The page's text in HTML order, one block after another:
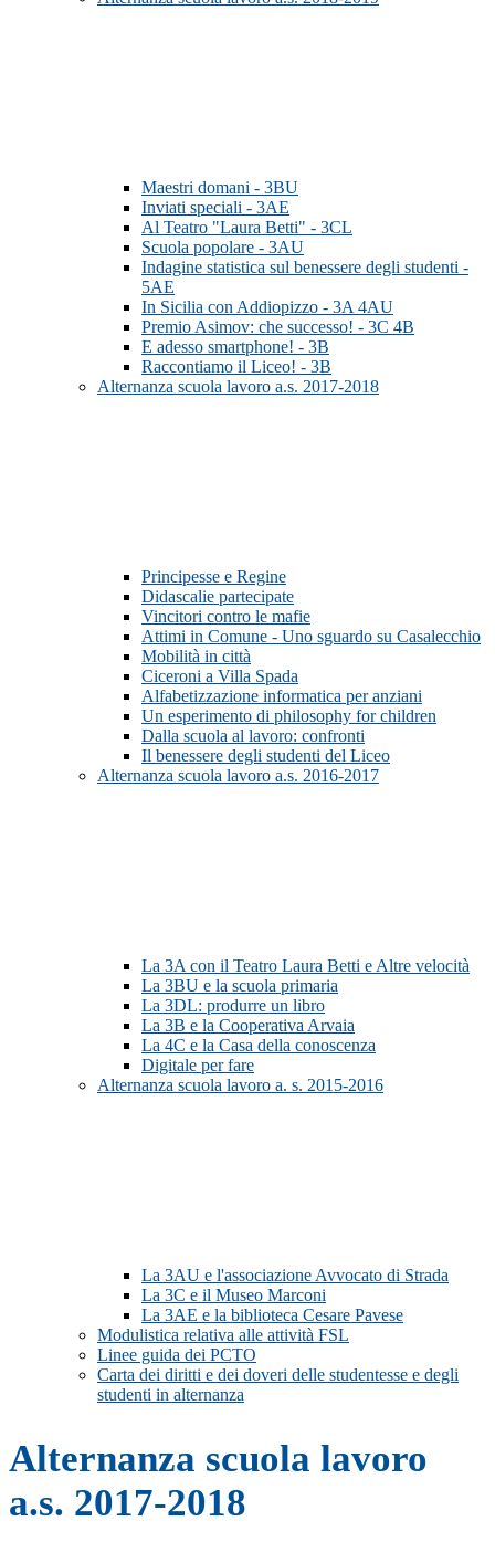
Maestri domani - 3BU
Inviati speciali - 3AE
Al Teatro "Laura Betti" - 3CL
Scuola popolare - 3AU
Indagine statistica sul benessere degli studenti -
5AE
In Sicilia con Addiopizzo - 3A 4AU
Premio Asimov: che successo! - 3C 4B
E adesso smartphone! - 3B
Raccontiamo il Liceo! - 3B
Alternanza scuola lavoro a.s. 2017-2018
Principesse e Regine
Didascalie partecipate
Vincitori contro le mafie
Attimi in Comune - Uno sguardo su Casalecchio
Mobilità in città
Ciceroni a Villa Spada
Alfabetizzazione informatica per anziani
Un esperimento di philosophy for children
Dalla scuola al lavoro: confronti
Il benessere degli studenti del Liceo
Alternanza scuola lavoro a.s. 2016-2017
La 3A con il Teatro Laura Betti e Altre velocità
La 3BU e la scuola primaria
La 3DL: produrre un libro
La 3B e la Cooperativa Arvaia
La 4C e la Casa della conoscenza
Digitale per fare
Alternanza scuola lavoro a. s. 2015-2016
La 3AU e l'associazione Avvocato di Strada
La 3C e il Museo Marconi
La 3AE e la biblioteca Cesare Pavese
Modulistica relativa alle attività FSL
Linee guida dei PCTO
Carta dei diritti e dei doveri delle studentesse e degli
studenti in alternanza
Alternanza scuola lavoro
a.s. 2017-2018